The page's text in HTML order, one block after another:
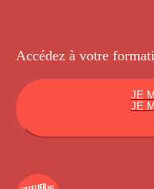
Accédez à votre
JE
JE